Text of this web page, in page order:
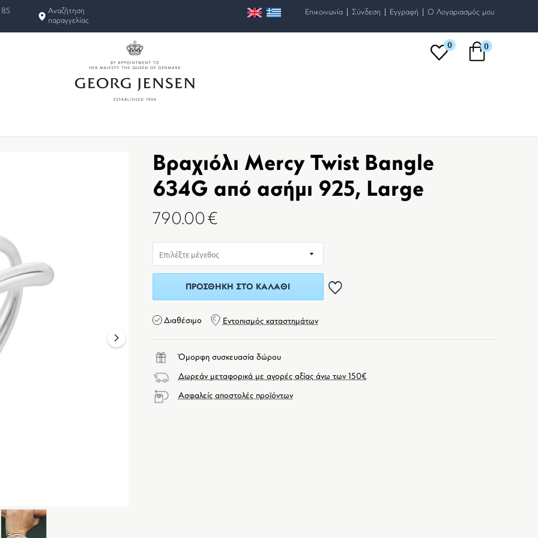
85
Αναζήτηση
παραγγελίας
Επικοινωνία | Σύνδεση | Εγγραφή | O Λογαριασμός μου
0 0
next
Βραχιόλι Mercy Twist Bangle
634G από ασήμι 925, Large
790.00 €
ΠΡΟΣΘΉΚΗ ΣΤΟ ΚΑΛΆΘΙ
Διαθέσιμο Εντοπισμός καταστημάτων
Όμορφη συσκευασία δώρου
Δωρεάν μεταφορικά με αγορές αξίας άνω των 150€
Ασφαλείς αποστολές προϊόντων